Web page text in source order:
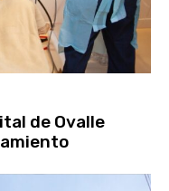
de Ovalle